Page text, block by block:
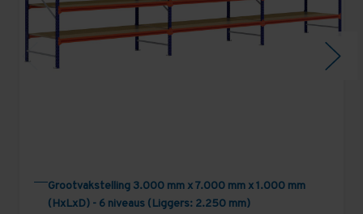
Grootvakstelling 3.000 mm x 7.000 mm x 1.000 mm
(HxLxD) - 6 niveaus (Liggers: 2.250 mm)